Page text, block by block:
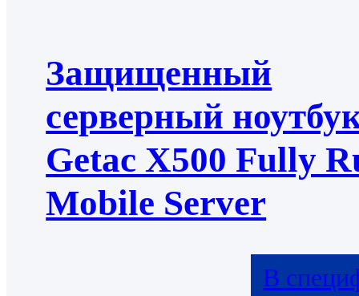
Защищенный
серверный
Getac X500 Fully
Mobile Server
В